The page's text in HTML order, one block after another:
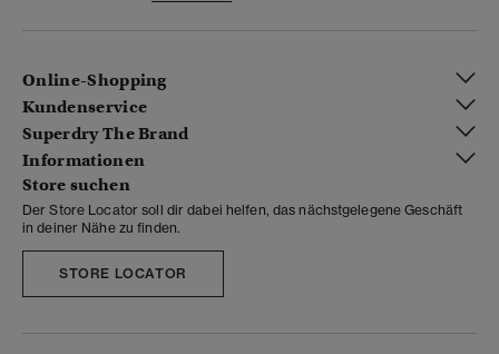
Online-Shopping
Kundenservice
Superdry The Brand
Informationen
Store suchen
Der Store Locator soll dir dabei helfen, das nächstgelegene Geschäft
in deiner Nähe zu finden.
STORE LOCATOR